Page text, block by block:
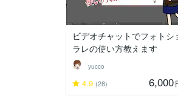
ビデオチャットでフォトシ
ラレの使い方教えます
yucco
4.9 (28) 6,000